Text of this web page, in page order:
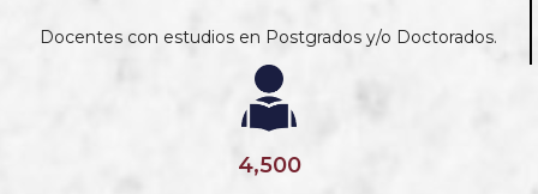
Docentes con estudios en Postgrados y/o Doctorados.
4,500